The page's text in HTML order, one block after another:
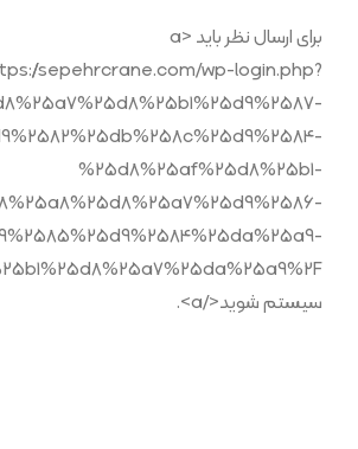
برای ارسال نظر باید <a
sepehrcrane.com/wp-login.php?
%25d8%25af%25d8%25b1-
سیستم شوید</a>.